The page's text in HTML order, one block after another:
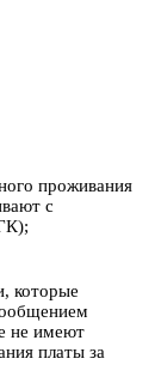
проживания
с
которые
не имеют
платы за